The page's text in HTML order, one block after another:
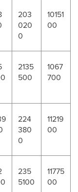
203
020
0
10151
00
2135
500
1067
700
224
380
0
11219
00
235
5100
11775
00